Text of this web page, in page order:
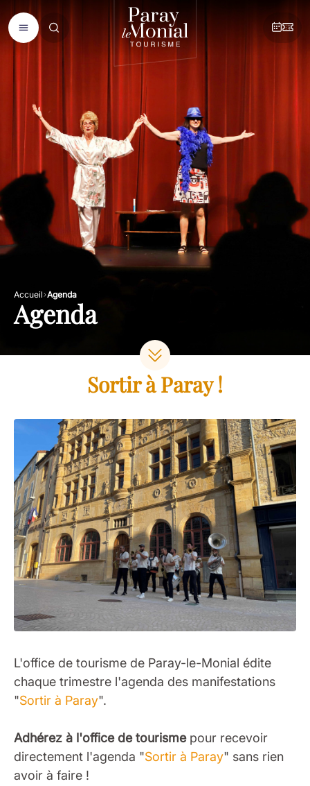
Accueil Agenda
Agenda
Sortir à Paray !
L'office de tourisme de Paray-le-Monial édite
chaque trimestre l'agenda des manifestations
"Sortir à Paray".
Adhérez à l'office de tourismepour recevoir
directement l'agenda "Sortir à Paray" sans rien
avoir à faire !